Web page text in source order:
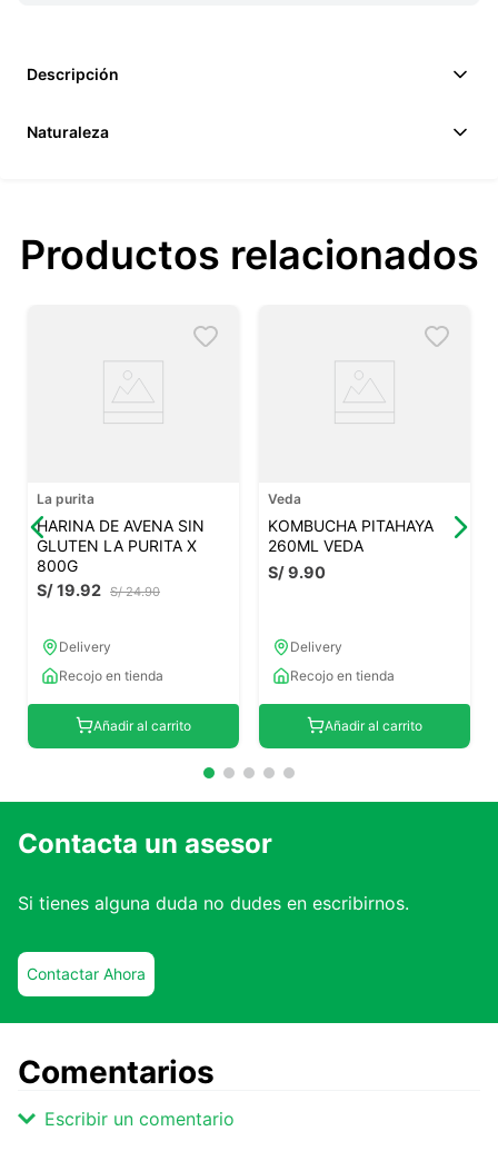
Descripción
Naturaleza
Productos relacionados
La purita
HARINA DE AVENA SIN
GLUTEN LA PURITA X
800G
S/ 24.90
S/19.92
Delivery
Recojo en tienda
Añadir al carrito
Veda
KOMBUCHA PITAHAYA
260ML VEDA
S/9.90
Delivery
Recojo en tienda
Añadir al carrito
Contacta un asesor
Si tienes alguna duda no dudes en escribirnos.
Contactar Ahora
Comentarios
Escribir un comentario